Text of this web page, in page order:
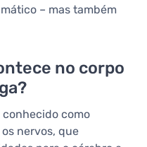
– mas também
no corpo
como
nervos, que